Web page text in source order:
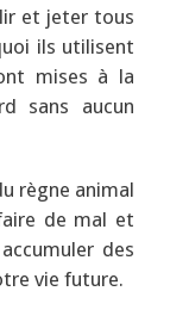
et jeter tous
ils utilisent
mises à la
sans aucun
règne animal
de mal et
des
vie future.